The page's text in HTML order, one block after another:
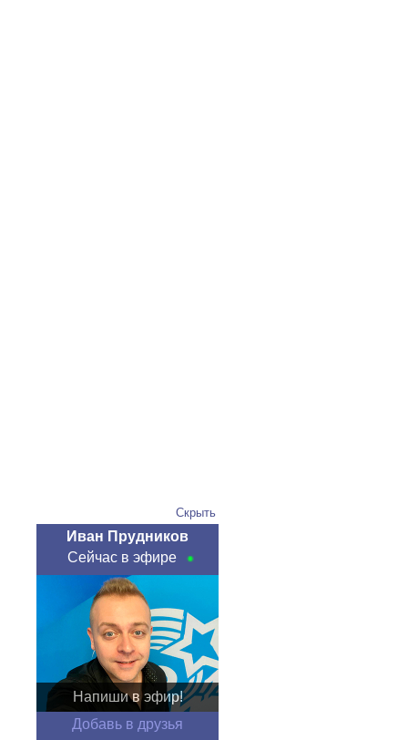
Скрыть
Иван Прудников
Сейчас в эфире
Напиши в эфир!
Добавь в друзья